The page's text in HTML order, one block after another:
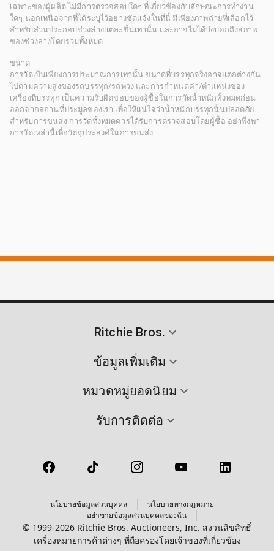
เฉพาะของผู้ผลิต ไม่มีการตรวจสอบใดๆ ที่เกี่ยวข้องกับลักษณะการทำงาน
ใดๆ นอกเหนือจากที่ได้ระบุไว้อย่างชัดแจ้งในที่นี้ มีเพียงภาพถ่ายที่เลือกไว้
สำหรับส่วนประกอบช่วงล่างแต่ละชิ้นเท่านั้น และอาจไม่ได้บ่งบอกถึงสภาพ
ของช่วงล่างโดยรวมทั้งหมด
ขนาด
การวัดเป็นเพียงการประมาณการเท่านั้น ขนาดที่บรรทุกจริงอาจแตกต่างกัน
ไปตามความสูงของรถบรรทุก/รถพ่วง และการกำหนดค่า/ตำแหน่งของ
เครื่องที่บรรทุก เป็นความรับผิดชอบของผู้ซื้อในการวัดน้ำหนักทั้งหมดก่อน
ออกจากสถานที่ประมูลของเรา เพื่อให้แน่ใจว่าน้ำหนักบรรทุกนั้นปลอดภัย
สำหรับการขนส่ง การวัดทั้งหมดควรได้รับการตรวจสอบโดยผู้ซื้อ อย่าพึ่งพา
การวัดเหล่านี้เพื่อวัตถุประสงค์ในการขนส่ง
Ritchie Bros.
ข้อมูลเพิ่มเติม
หมวดหมู่ยอดนิยม
รับการติดต่อ
นโยบายข้อมูลส่วนบุคคล
นโยบายทางกฎหมาย
อย่าขายข้อมูลส่วนบุคคลของฉัน
© 1999-2026 Ritchie Bros. Auctioneers, Inc. สงวนลิขสิทธิ์
เครื่องหมายการค้าต่างๆ ที่ถือครองโดยเจ้าของที่เกี่ยวข้อง